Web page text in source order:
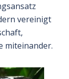
vereinigt
miteinander.